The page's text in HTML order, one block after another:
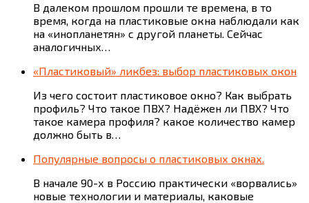
В далеком прошлом прошли те времена, в то
время, когда на пластиковые окна наблюдали как
на «инопланетян» с другой планеты. Сейчас
аналогичных…
«Пластиковый» ликбез: выбор пластиковых окон
Из чего состоит пластиковое окно? Как выбрать
профиль? Что такое ПВХ? Надёжен ли ПВХ? Что
такое камера профиля? какое количество камер
должно быть в…
Популярные вопросы о пластиковых окнах.
В начале 90-х в Россию практически «ворвались»
новые технологии и материалы, каковые